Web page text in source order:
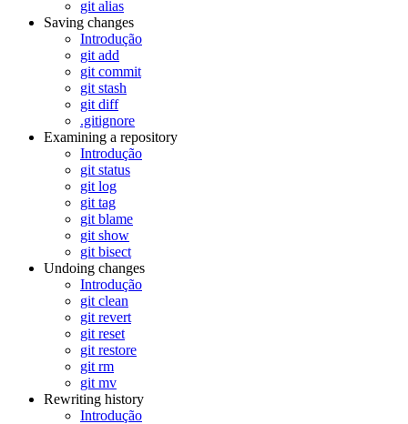
git alias
Saving changes
Introdução
git add
git commit
git stash
git diff
.gitignore
Examining a repository
Introdução
git status
git log
git tag
git blame
git show
git bisect
Undoing changes
Introdução
git clean
git revert
git reset
git restore
git rm
git mv
Rewriting history
Introdução